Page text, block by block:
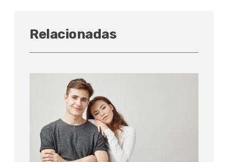
Relacionadas